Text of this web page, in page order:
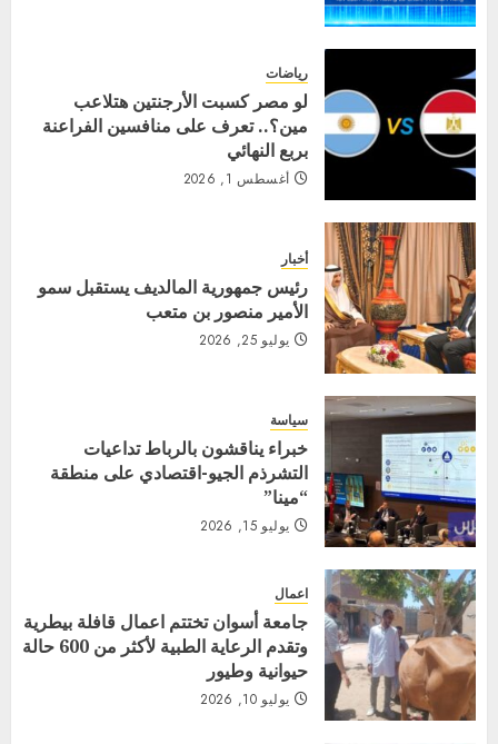
رياضات
لو مصر كسبت الأرجنتين هتلاعب
مين؟.. تعرف على منافسين الفراعنة
بربع النهائي
أغسطس 1, 2026
أخبار
رئيس جمهورية المالديف يستقبل سمو
الأمير منصور بن متعب
يوليو 25, 2026
سياسة
خبراء يناقشون بالرباط تداعيات
التشرذم الجيو-اقتصادي على منطقة
“مينا”
يوليو 15, 2026
اعمال
جامعة أسوان تختتم اعمال قافلة بيطرية
وتقدم الرعاية الطبية لأكثر من 600 حالة
حيوانية وطيور
يوليو 10, 2026